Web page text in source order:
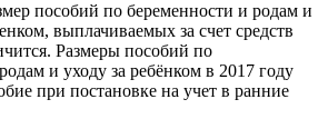
пособий по беременности и родам и
выплачиваемых за счет средств
Размеры пособий по
и уходу за ребёнком в 2017 году
при постановке на учет в ранние